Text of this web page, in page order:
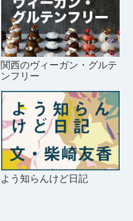
関西のヴィーガン・グルテ
ンフリー
よう知らんけど日記